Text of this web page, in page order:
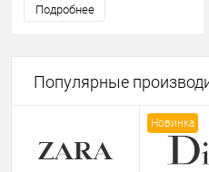
Подробнее
Популярные
Новинка